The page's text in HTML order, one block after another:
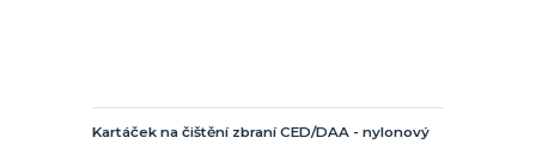
Kartáček na čištění zbraní CED/DAA - nylonový